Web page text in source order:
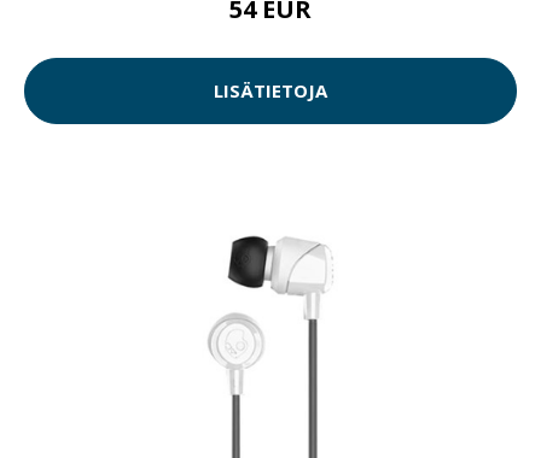
54 EUR
LISÄTIETOJA